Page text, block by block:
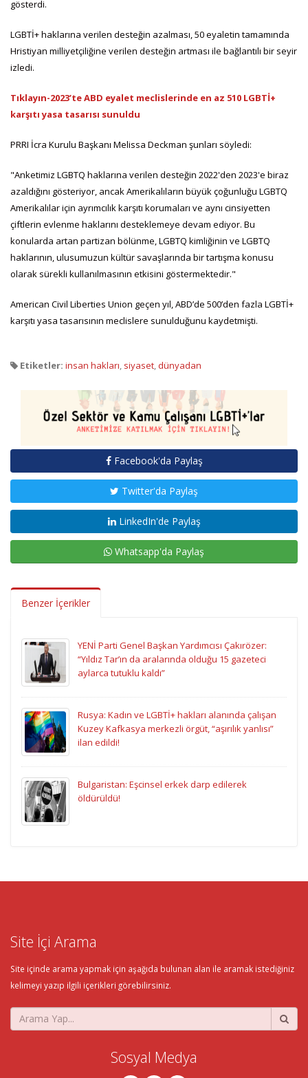
gösterdi.
LGBTİ+ haklarına verilen desteğin azalması, 50 eyaletin tamamında
Hristiyan milliyetçiliğine verilen desteğin artması ile bağlantılı bir seyir
izledi.
Tıklayın-2023’te ABD eyalet meclislerinde en az 510 LGBTİ+
karşıtı yasa tasarısı sunuldu
PRRI İcra Kurulu Başkanı Melissa Deckman şunları söyledi:
"Anketimiz LGBTQ haklarına verilen desteğin 2022'den 2023'e biraz
azaldığını gösteriyor, ancak Amerikalıların büyük çoğunluğu LGBTQ
Amerikalılar için ayrımcılık karşıtı korumaları ve aynı cinsiyetten
çiftlerin evlenme haklarını desteklemeye devam ediyor. Bu
konularda artan partizan bölünme, LGBTQ kimliğinin ve LGBTQ
haklarının, ulusumuzun kültür savaşlarında bir tartışma konusu
olarak sürekli kullanılmasının etkisini göstermektedir."
American Civil Liberties Union geçen yıl, ABD’de 500’den fazla LGBTİ+
karşıtı yasa tasarısının meclislere sunulduğunu kaydetmişti.
Etiketler: insan hakları, siyaset,dünyadan
Facebook'da Paylaş
Twitter'da Paylaş
LinkedIn'de Paylaş
Whatsapp'da Paylaş
Benzer İçerikler
YENİ Parti Genel Başkan Yardımcısı Çakırözer:
“Yıldız Tar’ın da aralarında olduğu 15 gazeteci
aylarca tutuklu kaldı”
Rusya: Kadın ve LGBTİ+ hakları alanında çalışan
Kuzey Kafkasya merkezli örgüt, “aşırılık yanlısı”
ilan edildi!
Bulgaristan: Eşcinsel erkek darp edilerek
öldürüldü!
Site İçi Arama
Site içinde arama yapmak için aşağıda bulunan alan ile aramak istediğiniz
kelimeyi yazıp ilgili içerikleri görebilirsiniz.
Sosyal Medya